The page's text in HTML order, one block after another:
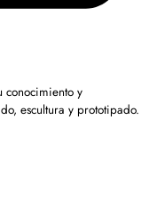
conocimiento y
escultura y prototipado.